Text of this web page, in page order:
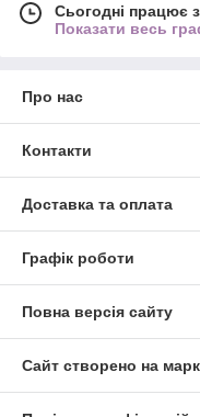
Сьогодні працює
Показати весь
Про нас
Контакти
Доставка та оплата
Графік роботи
Повна версія сайту
Сайт створено на